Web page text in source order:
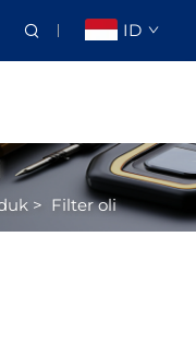
ID
> Filter oli